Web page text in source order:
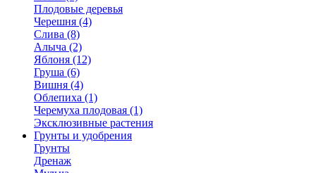
Плодовые деревья
Черешня (4)
Слива (8)
Алыча (2)
Яблоня (12)
Груша (6)
Вишня (4)
Облепиха (1)
Черемуха плодовая (1)
Эксклюзивные растения
Грунты и удобрения
Грунты
Дренаж